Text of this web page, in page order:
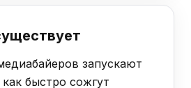
запускают
быстро сожгут